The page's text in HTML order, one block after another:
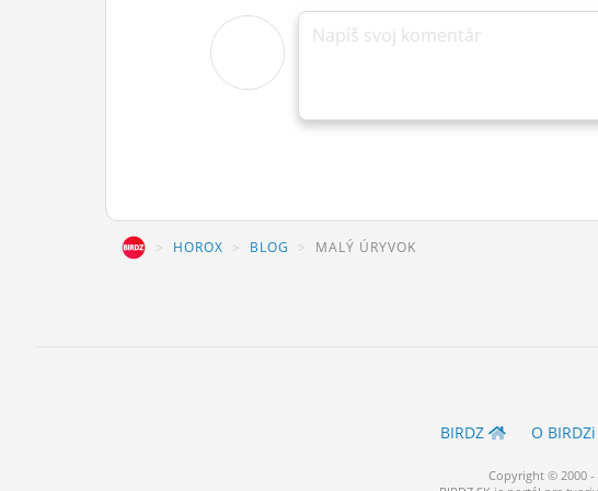
Napíš svoj komentár
HOROX BLOG MALÝ ÚRYVOK
BIRDZ O BIRDZi
Copyright © 2000 -